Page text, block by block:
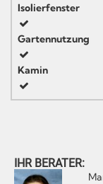
Isolierfenster
Gartennutzung
Kamin
IHR BERATER: